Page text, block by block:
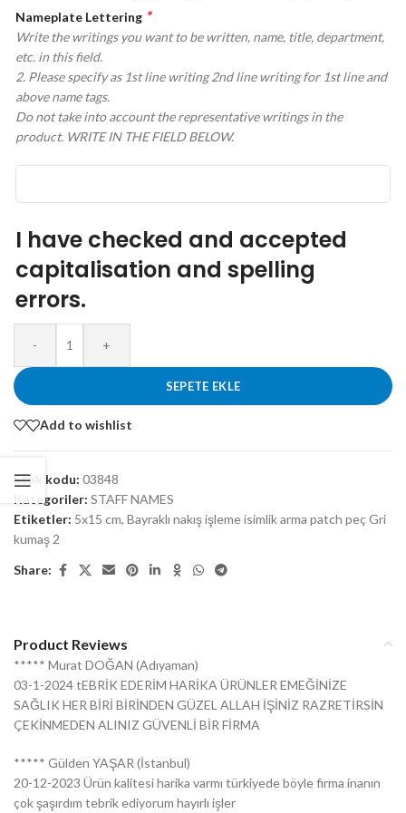
Nameplate Lettering *
Write the writings you want to be written, name, title, department,
etc. in this field.
2. Please specify as 1st line writing 2nd line writing for 1st line and
above name tags.
Do not take into account the representative writings in the
product. WRITE IN THE FIELD BELOW.
I have checked and accepted
capitalisation and spelling
errors.
- +
SEPETE EKLE
Add to wishlist
Stok kodu: 03848
Kategoriler: STAFF NAMES
Etiketler: 5x15 cm, Bayraklı nakış işleme isimlik arma patch peç Gri
kumaş 2
Share:
Product Reviews
***** Murat DOĞAN (Adıyaman)
03-1-2024 tEBRİK EDERİM HARİKA ÜRÜNLER EMEĞİNİZE
SAĞLIK HER BİRİ BİRİNDEN GÜZEL ALLAH İŞİNİZ RAZRETİRSİN
ÇEKİNMEDEN ALINIZ GÜVENLİ BİR FİRMA
***** Gülden YAŞAR (İstanbul)
20-12-2023 Ürün kalitesi harika varmı türkiyede böyle firma inanın
çok şaşırdım tebrik ediyorum hayırlı işler